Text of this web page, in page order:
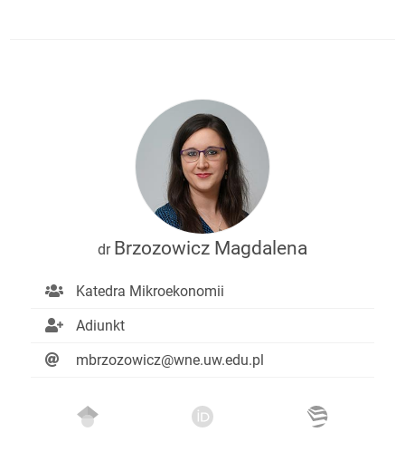
dr Brzozowicz Magdalena
Katedra Mikroekonomii
Adiunkt
mbrzozowicz@wne.uw.edu.pl